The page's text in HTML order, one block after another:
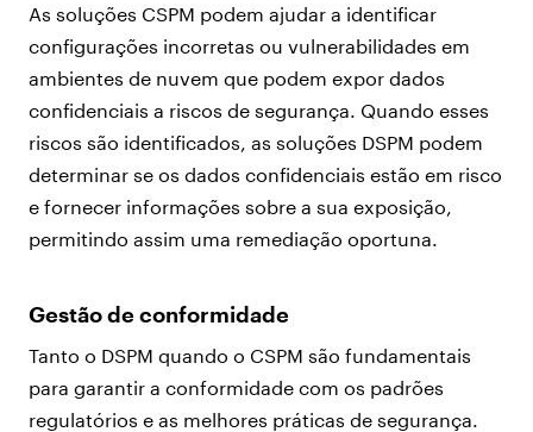
As soluções CSPM podem ajudar a identificar
configurações incorretas ou vulnerabilidades em
ambientes de nuvem que podem expor dados
confidenciais a riscos de segurança. Quando esses
riscos são identificados, as soluções DSPM podem
determinar se os dados confidenciais estão em risco
e fornecer informações sobre a sua exposição,
permitindo assim uma remediação oportuna.
Gestão de conformidade
Tanto o DSPM quando o CSPM são fundamentais
para garantir a conformidade com os padrões
regulatórios e as melhores práticas de segurança.